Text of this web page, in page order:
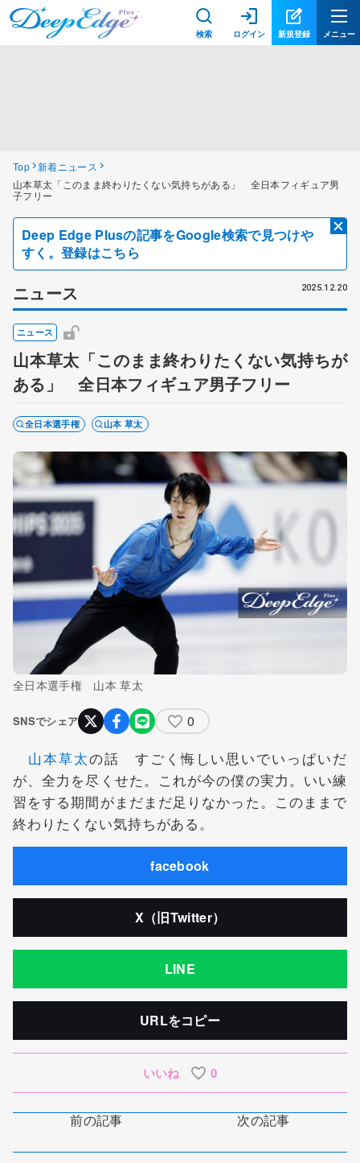
検索 ログイン 新規登録 メニュー
Top 新着ニュース
山本草太「このまま終わりたくない気持ちがある」 全日本フィギュア男
子フリー
Deep Edge Plusの記事をGoogle検索で見つけや
すく。登録はこちら
ニュース 2025.12.20
ニュース
山本草太「このまま終わりたくない気持ちが
ある」 全日本フィギュア男子フリー
全日本選手権 山本 草太
全日本選手権 山本 草太
SNSでシェア 0
山本草太の話 すごく悔しい思いでいっぱいだ
が、全力を尽くせた。これが今の僕の実力。いい練
習をする期間がまだまだ足りなかった。このままで
終わりたくない気持ちがある。
facebook
X（旧Twitter）
LINE
URLをコピー
いいね 0
前の記事 次の記事